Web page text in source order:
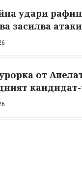
удари
засилва
от